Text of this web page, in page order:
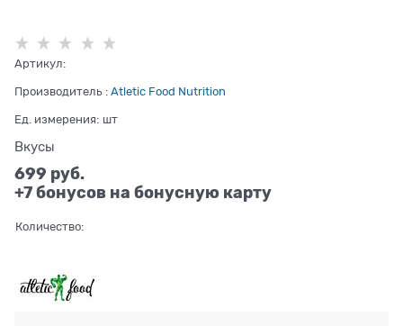
Артикул:
Производитель : Atletic Food Nutrition
Ед. измерения: шт
Вкусы
699 руб.
+7 бонусов на бонусную карту
Количество: